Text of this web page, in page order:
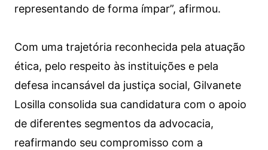
representando de forma ímpar”, afirmou.
Com uma trajetória reconhecida pela atuação
ética, pelo respeito às instituições e pela
defesa incansável da justiça social, Gilvanete
Losilla consolida sua candidatura com o apoio
de diferentes segmentos da advocacia,
reafirmando seu compromisso com a